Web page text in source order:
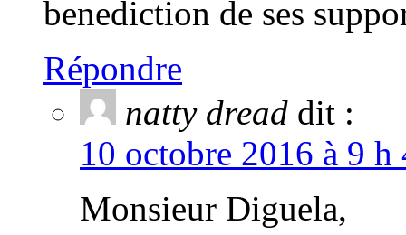
benediction de ses
Répondre
natty dread dit :
10 octobre 2016 à 9
Monsieur Diguela,